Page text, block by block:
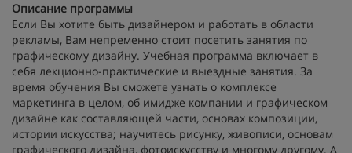
Описание программы
Если Вы хотите быть дизайнером и работать в области
рекламы, Вам непременно стоит посетить занятия по
графическому дизайну. Учебная программа включает в
себя лекционно-практические и выездные занятия. За
время обучения Вы сможете узнать о комплексе
маркетинга в целом, об имидже компании и графическом
дизайне как составляющей части, основах композиции,
истории искусства; научитесь рисунку, живописи, основам
графического дизайна, фотоискусству и многому другому. А